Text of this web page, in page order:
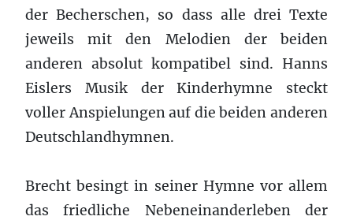
der Becherschen, so dass alle drei Texte
jeweils mit den Melodien der beiden
anderen absolut kompatibel sind. Hanns
Eislers Musik der Kinderhymne steckt
voller Anspielungen auf die beiden anderen
Deutschlandhymnen.
Brecht besingt in seiner Hymne vor allem
das friedliche Nebeneinanderleben der